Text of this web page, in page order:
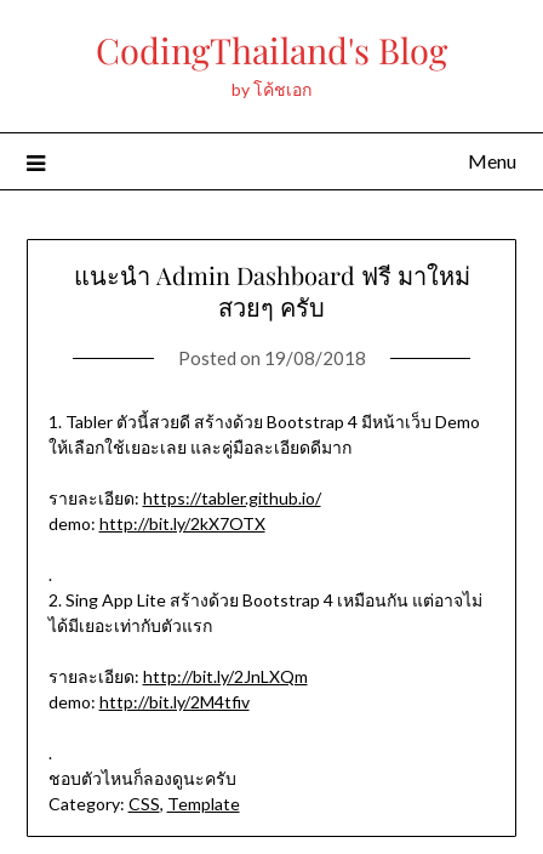
CodingThailand's Blog
by โค้ชเอก
Menu
แนะนำ Admin Dashboard ฟรี มาใหม่
สวยๆ ครับ
Posted on 19/08/2018
1. Tabler ตัวนี้สวยดี สร้างด้วย Bootstrap 4 มีหน้าเว็บ Demo
ให้เลือกใช้เยอะเลย และคู่มือละเอียดดีมาก
รายละเอียด: https://tabler.github.io/
demo: http://bit.ly/2kX7OTX
.
2. Sing App Lite สร้างด้วย Bootstrap 4 เหมือนกัน แต่อาจไม่
ได้มีเยอะเท่ากับตัวแรก
รายละเอียด: http://bit.ly/2JnLXQm
demo: http://bit.ly/2M4tfiv
.
ชอบตัวไหนก็ลองดูนะครับ
Category: CSS, Template